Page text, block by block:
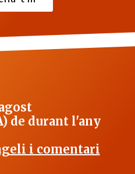
de durant l'any
i comentari